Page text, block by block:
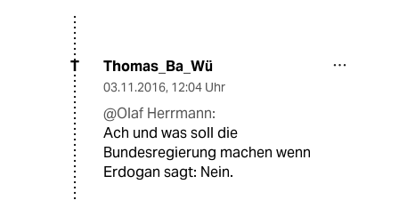
T Thomas_Ba_Wü
03.11.2016, 12:04 Uhr
@Olaf Herrmann:
Ach und was soll die
Bundesregierung machen wenn
Erdogan sagt: Nein.